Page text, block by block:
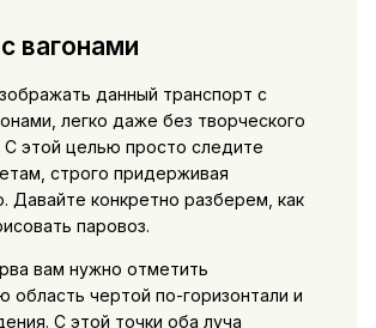
вагонами
данный транспорт с
легко даже без творческого
С этой целью просто следите
строго придерживая
Давайте конкретно разберем, как
паровоз.
вам нужно отметить
чертой по-горизонтали и
С этой точки оба луча